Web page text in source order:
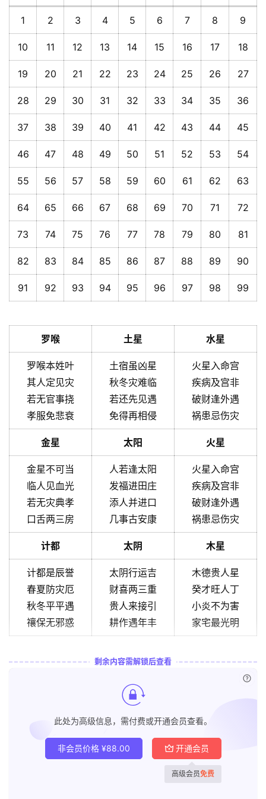
1 2 3 4 5 6 7 8 9
10 11 12 13 14 15 16 17 18
19 20 21 22 23 24 25 26 27
28 29 30 31 32 33 34 35 36
37 38 39 40 41 42 43 44 45
46 47 48 49 50 51 52 53 54
55 56 57 58 59 60 61 62 63
64 65 66 67 68 69 70 71 72
73 74 75 76 77 78 79 80 81
82 83 84 85 86 87 88 89 90
91 92 93 94 95 96 97 98 99
罗喉 土星 水星
罗喉本姓叶
其人定见灾
若无官事挠
孝服免悲衰
土宿虽凶星
秋冬灾难临
若还先见遇
免得再相侵
火星入命宫
疾病及宫非
破财逢外遇
祸患忌伤灾
金星 太阳 火星
金星不可当
临人见血光
若无灾典孝
口舌两三房
人若逢太阳
发福进田庄
添人并进口
几事古安康
火星入命宫
疾病及宫非
破财逢外遇
祸患忌伤灾
计都 太阴 木星
计都是辰誉
春夏防灾厄
秋冬平平遇
禳保无邪惑
太阴行运吉
财喜两三重
贵人来接引
耕作遇年丰
木德贵人星
癸才旺人丁
小炎不为害
家宅最光明
剩余内容需解锁后查看
此处为高级信息，需付费或开通会员查看。
非会员价格 ¥88.00 开通会员
高级会员免费